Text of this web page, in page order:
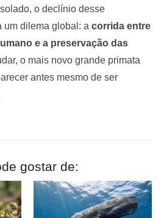
o declínio desse
um dilema global: a corrida entre
e a preservação das
o mais novo grande primata
antes mesmo de ser
gostar de: